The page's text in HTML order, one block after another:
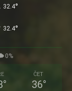
32.4°
32.4°
0%
°
ČET
36°